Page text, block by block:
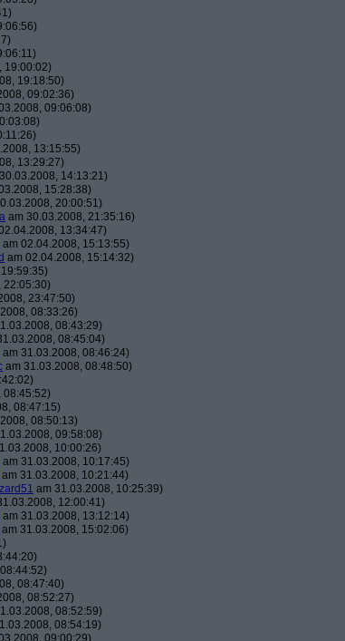
19:00:02)
19:18:50)
09:02:36)
09:06:08)
13:15:55)
13:29:27)
14:13:21)
15:28:38)
20:00:51)
am 30.03.2008, 21:35:16)
13:34:47)
am 02.04.2008, 15:13:55)
am 02.04.2008, 15:14:32)
22:05:30)
23:47:50)
08:33:26)
08:43:29)
08:45:04)
am 31.03.2008, 08:46:24)
am 31.03.2008, 08:48:50)
08:45:52)
08:47:15)
08:50:13)
09:58:08)
10:00:26)
am 31.03.2008, 10:17:45)
am 31.03.2008, 10:21:44)
am 31.03.2008, 10:25:39)
12:00:41)
am 31.03.2008, 13:12:14)
am 31.03.2008, 15:02:06)
08:47:40)
08:52:27)
08:52:59)
08:54:19)
09:00:29)